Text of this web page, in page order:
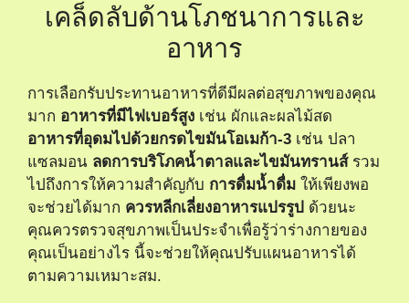
เคล็ดลับด้านโภชนาการและ
อาหาร
การเลือกรับประทานอาหารที่ดีมีผลต่อสุขภาพของคุณ
มาก อาหารที่มีไฟเบอร์สูง เช่น ผักและผลไม้สด
อาหารที่อุดมไปด้วยกรดไขมันโอเมก้า-3 เช่น ปลา
แซลมอน ลดการบริโภคน้ำตาลและไขมันทรานส์รวม
ไปถึงการให้ความสำคัญกับ การดื่มน้ำดื่ม ให้เพียงพอ
จะช่วยได้มาก ควรหลีกเลี่ยงอาหารแปรรูป ด้วยนะ
คุณควรตรวจสุขภาพเป็นประจำเพื่อรู้ว่าร่างกายของ
คุณเป็นอย่างไร นี้จะช่วยให้คุณปรับแผนอาหารได้
ตามความเหมาะสม.